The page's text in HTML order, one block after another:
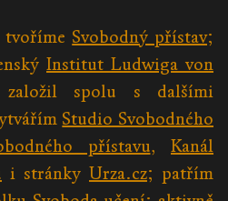
tvoříme Svobodný přístav;
Institut Ludwiga von
spolu s dalšími
Studio Svobodného
přístavu, Kanál
i stránky Urza.cz; patřím